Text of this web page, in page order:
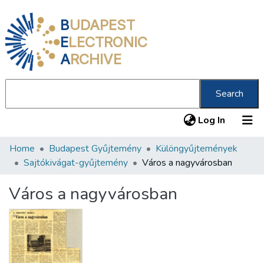
BUDAPEST
ELECTRONIC
ARCHIVE
Search
Log In (current)
Communities & Collections
Statistics
About us
Home Budapest Gyűjtemény
Különgyűjtemények
Sajtókivágat-gyűjtemény
Város a nagyvárosban
Város a nagyvárosban